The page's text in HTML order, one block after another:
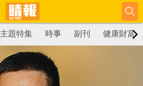
主題特集 時事 副刊 健康財富